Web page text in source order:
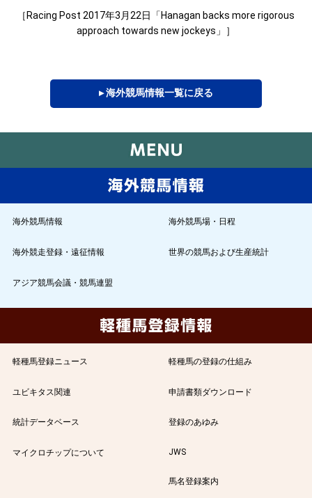
［Racing Post 2017年3月22日「Hanagan backs more rigorous
approach towards new jockeys」］
▸ 海外競馬情報一覧に戻る
海外競馬情報 海外競馬場・日程
海外競走登録・遠征情報 世界の競馬および生産統計
アジア競馬会議・競馬連盟
軽種馬登録ニュース 軽種馬の登録の仕組み
ユビキタス関連 申請書類ダウンロード
統計データベース 登録のあゆみ
マイクロチップについて JWS
馬名登録案内